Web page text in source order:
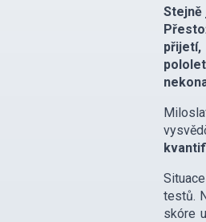
testů.
skóre